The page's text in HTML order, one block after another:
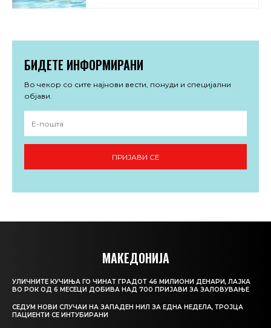
БИДЕТЕ ИНФОРМИРАНИ
Во чекор со сите најнови вести, понуди и специјални
објави.
ПРИЈАВИ СЕ
МАКЕДОНИЈА
УЛИЧНИТЕ КУЧИЊА ГО ЧИНАТ ГРАДОТ 46 МИЛИОНИ ДЕНАРИ, ЛАЈКА
ВО РОК ОД 6 МЕСЕЦИ ДОБИВА НАД 700 ПРИЈАВИ ЗА ЗАЛОВУВАЊЕ
СЕДУМ НОВИ СЛУЧАИ НА ЗАПАДЕН НИЛ ЗА ЕДНА НЕДЕЛА, ТРОЈЦА
ПАЦИЕНТИ СЕ ИНТУБИРАНИ